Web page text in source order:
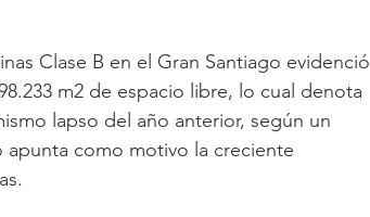
Clase B en el Gran Santiago evidenció
m2 de espacio libre, lo cual denota
lapso del año anterior, según un
apunta como motivo la creciente